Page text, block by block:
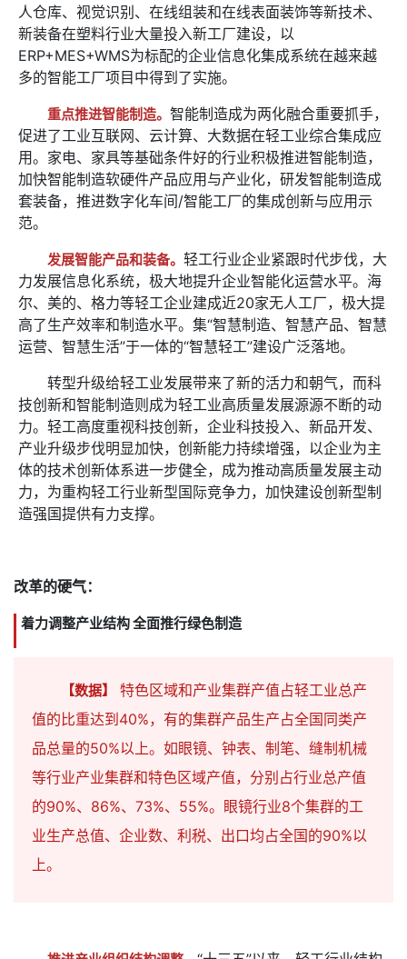
人仓库、视觉识别、在线组装和在线表面装饰等新技术、
新装备在塑料行业大量投入新工厂建设，以
ERP+MES+WMS为标配的企业信息化集成系统在越来越
多的智能工厂项目中得到了实施。
重点推进智能制造。 智能制造成为两化融合重要抓手，
促进了工业互联网、云计算、大数据在轻工业综合集成应
用。家电、家具等基础条件好的行业积极推进智能制造，
加快智能制造软硬件产品应用与产业化，研发智能制造成
套装备，推进数字化车间/智能工厂的集成创新与应用示
范。
发展智能产品和装备。 轻工行业企业紧跟时代步伐，大
力发展信息化系统，极大地提升企业智能化运营水平。海
尔、美的、格力等轻工企业建成近20家无人工厂，极大提
高了生产效率和制造水平。集“智慧制造、智慧产品、智慧
运营、智慧生活”于一体的“智慧轻工”建设广泛落地。
转型升级给轻工业发展带来了新的活力和朝气，而科
技创新和智能制造则成为轻工业高质量发展源源不断的动
力。轻工高度重视科技创新，企业科技投入、新品开发、
产业升级步伐明显加快，创新能力持续增强，以企业为主
体的技术创新体系进一步健全，成为推动高质量发展主动
力，为重构轻工行业新型国际竞争力，加快建设创新型制
造强国提供有力支撑。
改革的硬气：
着力调整产业结构 全面推行绿色制造
【数据】
特色区域和产业集群产值占轻工业总产
值的比重达到40%，有的集群产品生产占全国同类产
品总量的50%以上。如眼镜、钟表、制笔、缝制机械
等行业产业集群和特色区域产值，分别占行业总产值
的90%、86%、73%、55%。眼镜行业8个集群的工
业生产总值、企业数、利税、出口均占全国的90%以
上。